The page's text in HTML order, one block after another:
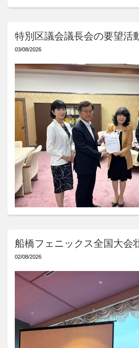
特別区議会議長会の要望活
03/08/2026
船橋フェニックス全国大会
02/08/2026